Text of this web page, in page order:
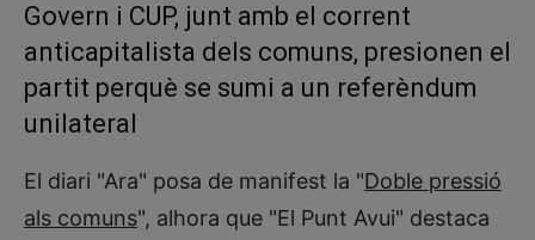
Govern i CUP, junt amb el corrent
anticapitalista dels comuns, presionen el
partit perquè se sumi a un referèndum
unilateral
El diari "Ara" posa de manifest la "Doble pressió
als comuns", alhora que "El Punt Avui" destaca